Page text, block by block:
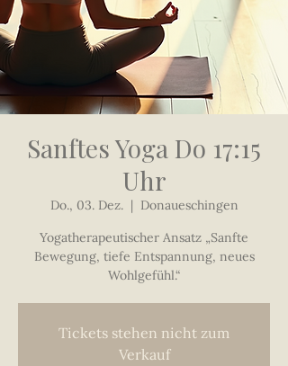
Sanftes Yoga Do 17:15
Uhr
Do., 03. Dez.
  |
Donaueschingen
Yogatherapeutischer Ansatz „Sanfte
Bewegung, tiefe Entspannung, neues
Wohlgefühl.“
Tickets stehen nicht zum
Verkauf